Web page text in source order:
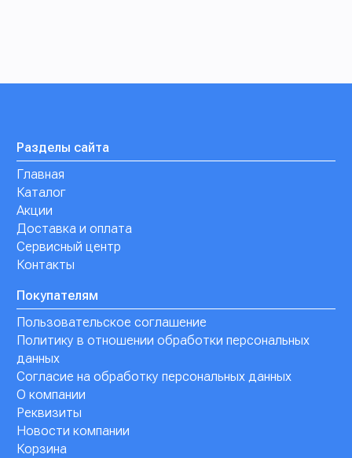
Разделы сайта
Главная
Каталог
Акции
Доставка и оплата
Сервисный центр
Контакты
Покупателям
Пользовательское соглашение
Политику в отношении обработки персональных
данных
Согласие на обработку персональных данных
О компании
Реквизиты
Новости компании
Корзина